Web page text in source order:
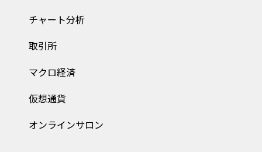
チャート分析
取引所
マクロ経済
仮想通貨
オンラインサロン